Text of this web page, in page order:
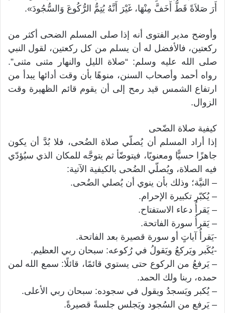
أَرَ صَلاَةً قَطُّ أَخَفَّ مِنْهَا، غَيْرَ أَنَّهُ يُتِمُّ الرُّكُوعَ وَالسُّجُودَ».
وأوضح مدير الفتوى أنه إذا صلى المسلم الضحى أكثر من
ركعتين، فالأفضل له أن يسلم من كل ركعتين، لقول النبي
صلى الله عليه وسلم: “صلاة الليل والنهار مثنى مثنى”.
رواه أحمد وأصحاب السنن، منوهًا بأن وقت أدائها يبدأ من
ارتفاع الشمس قيد رمح إلى أن يقوم قائم الظهيرة وقت
الزوال.
كيفية صلاة الضّحى
إذا أراد المسلم أن يُصلّي صلاة الضُحى، فلا بُدَّ أن يكون
جاهزًا حسيًّا ومعنويًا، فيتوضّأ ثم يتوجَّه للمكان الذي سيُؤدّي
فيه الصلاة، ويُصلّي الضُحى بالكيفية الآتية:
– النيَّة؛ وذلك بأن ينوي أن يُصلي الضُحى.
– يُكبّر تكبيرة الإحرام.
– يَقرأُ دعاء الاستفتاح.
– يَقرأُ سورة الفاتحة.
-يَقرأُ آياتٍ أو سورة قصيرة بعد الفاتحة.
-يُكَبر ويَركعُ ويَقولُ في رُكوعه: سبحان ربي العظيم.
– يَرفعُ من الركوع حتى يستوي قائمًا، قائلًا: سمع الله لمن
حمده، ربنا ولك الحمد.
– يُكبر ويَسجدُ ويقول في سجوده: سبحان ربي الأعلى.
– يَرفع من السُجود ويَجلس جلسةً قصيرةً.